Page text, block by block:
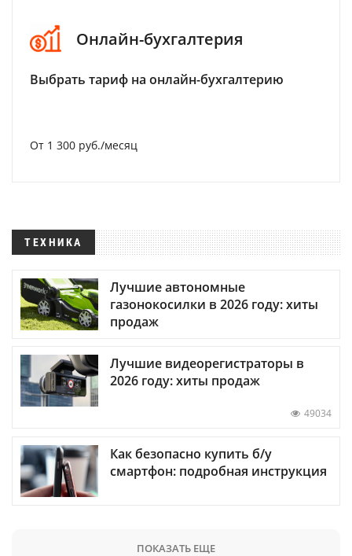
Онлайн-бухгалтерия
Выбрать тариф на онлайн-бухгалтерию
От 1 300 руб./месяц
ТЕХНИКА
Лучшие автономные
газонокосилки в 2026 году: хиты
продаж
Лучшие видеорегистраторы в
2026 году: хиты продаж
49034
Как безопасно купить б/у
смартфон: подробная инструкция
ПОКАЗАТЬ ЕЩЕ